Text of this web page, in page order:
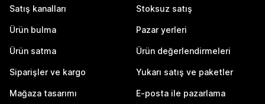
Satış kanalları
Ürün bulma
Ürün satma
Siparişler ve kargo
Mağaza tasarımı
Stoksuz satış
Pazar yerleri
Ürün değerlendirmeleri
Yukarı satış ve paketler
E-posta ile pazarlama